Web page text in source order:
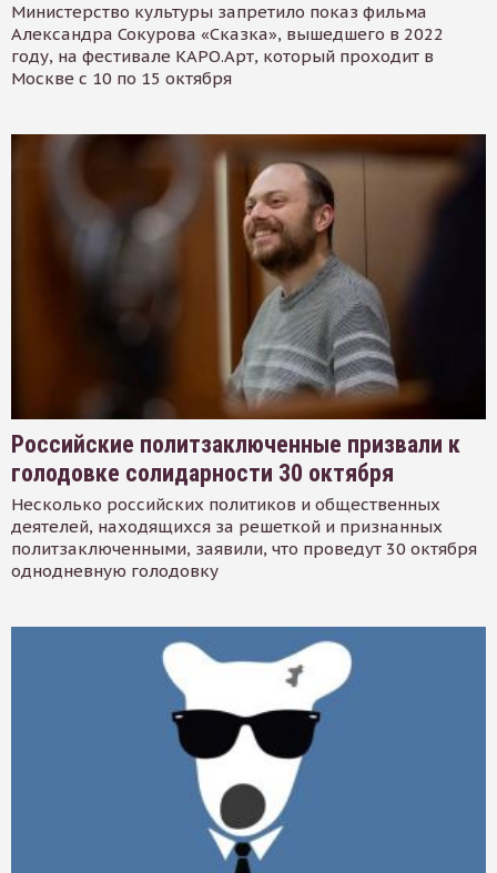
Министерство культуры запретило показ фильма
Александра Сокурова «Сказка», вышедшего в 2022
году, на фестивале КАРО.Арт, который проходит в
Москве с 10 по 15 октября
Российские политзаключенные призвали к
голодовке солидарности 30 октября
Несколько российских политиков и общественных
деятелей, находящихся за решеткой и признанных
политзаключенными, заявили, что проведут 30 октября
однодневную голодовку